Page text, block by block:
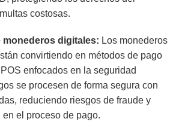
costosas.
monederos digitales: Los monederos
convirtiendo en métodos de pago
enfocados en la seguridad
se procesen de forma segura con
reduciendo riesgos de fraude y
el proceso de pago.